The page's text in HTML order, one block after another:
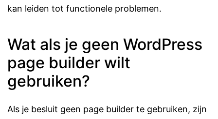
kan leiden tot functionele problemen.
Wat als je geen WordPress
page builder wilt
gebruiken?
Als je besluit geen page builder te gebruiken, zijn